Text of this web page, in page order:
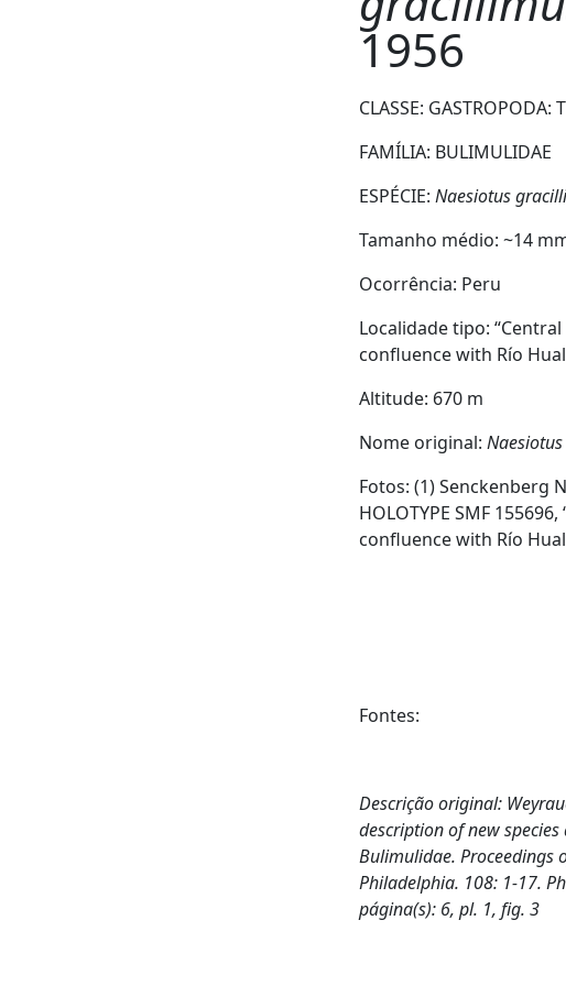
1956
CLASSE: GASTROPODA:
FAMÍLIA: BULIMULIDAE
ESPÉCIE: Naesiotus
Tamanho médio: ~14
Ocorrência: Peru
Localidade tipo:
confluence with Río
Altitude: 670 m
Nome original:
Fotos: (1) Senckenberg
HOLOTYPE SMF
confluence with Río
Fontes:
Descrição original:
description of new
Bulimulidae. Proceedings
Philadelphia. 108: 1-17.
página(s): 6, pl. 1, fig. 3